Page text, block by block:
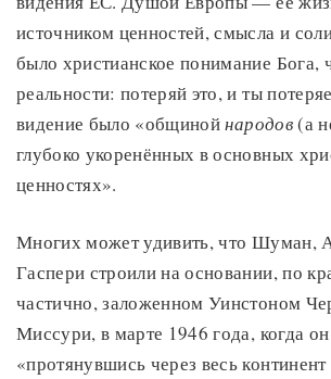
источником ценностей, смысла и
было христианское понимание Бога,
реальности: потеряй это, и ты
видение было «общинойнародов(а
глубоко укоренённых в основных
ценностях».
Многих может удивить, что Шуман,
Гаспери строили на основании, по
частично, заложенном Уинстоном
Миссури, в марте 1946 года, когда он
«протянувшись через весь